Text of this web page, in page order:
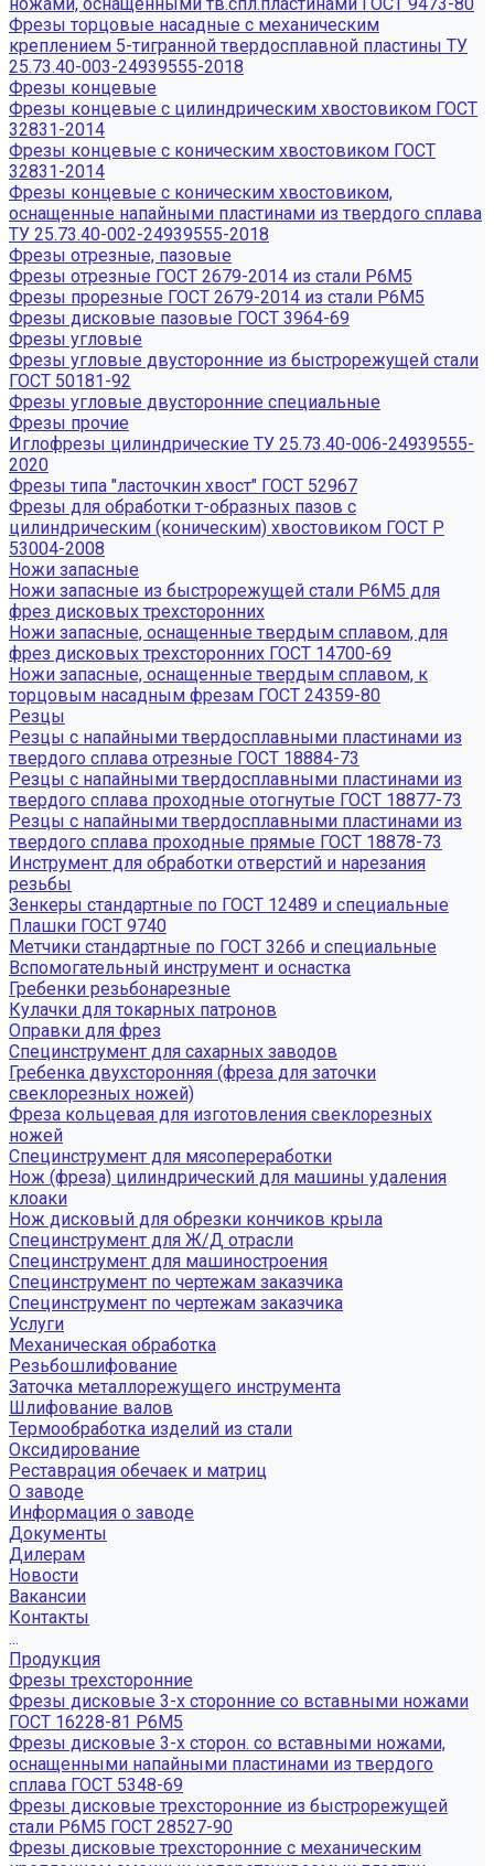
Фрезы торцовые насадные с механическим
креплением 5-тигранной твердосплавной пластины ТУ
25.73.40-003-24939555-2018
Фрезы концевые
Фрезы концевые с цилиндрическим хвостовиком ГОСТ
32831-2014
Фрезы концевые с коническим хвостовиком ГОСТ
32831-2014
Фрезы концевые с коническим хвостовиком,
оснащенные напайными пластинами из твердого сплава
ТУ 25.73.40-002-24939555-2018
Фрезы отрезные, пазовые
Фрезы отрезные ГОСТ 2679-2014 из стали Р6М5
Фрезы прорезные ГОСТ 2679-2014 из стали Р6М5
Фрезы дисковые пазовые ГОСТ 3964-69
Фрезы угловые
Фрезы угловые двусторонние из быстрорежущей стали
ГОСТ 50181-92
Фрезы угловые двусторонние специальные
Фрезы прочие
Иглофрезы цилиндрические ТУ 25.73.40-006-24939555-
2020
Фрезы типа "ласточкин хвост" ГОСТ 52967
Фрезы для обработки т-образных пазов с
цилиндрическим (коническим) хвостовиком ГОСТ Р
53004-2008
Ножи запасные
Ножи запасные из быстрорежущей стали Р6М5 для
фрез дисковых трехсторонних
Ножи запасные, оснащенные твердым сплавом, для
фрез дисковых трехсторонних ГОСТ 14700-69
Ножи запасные, оснащенные твердым сплавом, к
торцовым насадным фрезам ГОСТ 24359-80
Резцы
Резцы с напайными твердосплавными пластинами из
твердого сплава отрезные ГОСТ 18884-73
Резцы с напайными твердосплавными пластинами из
твердого сплава проходные отогнутые ГОСТ 18877-73
Резцы с напайными твердосплавными пластинами из
твердого сплава проходные прямые ГОСТ 18878-73
Инструмент для обработки отверстий и нарезания
резьбы
Зенкеры стандартные по ГОСТ 12489 и специальные
Плашки ГОСТ 9740
Метчики стандартные по ГОСТ 3266 и специальные
Вспомогательный инструмент и оснастка
Гребенки резьбонарезные
Кулачки для токарных патронов
Оправки для фрез
Специнструмент для сахарных заводов
Гребенка двухсторонняя (фреза для заточки
свеклорезных ножей)
Фреза кольцевая для изготовления свеклорезных
ножей
Специнструмент для мясопереработки
Нож (фреза) цилиндрический для машины удаления
клоаки
Нож дисковый для обрезки кончиков крыла
Специнструмент для Ж/Д отрасли
Специнструмент для машиностроения
Специнструмент по чертежам заказчика
Специнструмент по чертежам заказчика
Услуги
Механическая обработка
Резьбошлифование
Заточка металлорежущего инструмента
Шлифование валов
Термообработка изделий из стали
Оксидирование
Реставрация обечаек и матриц
О заводе
Информация о заводе
Документы
Дилерам
Новости
Вакансии
Контакты
...
Продукция
Фрезы трехсторонние
Фрезы дисковые 3-х сторонние со вставными ножами
ГОСТ 16228-81 Р6М5
Фрезы дисковые 3-х сторон. со вставными ножами,
оснащенными напайными пластинами из твердого
сплава ГОСТ 5348-69
Фрезы дисковые трехсторонние из быстрорежущей
стали Р6М5 ГОСТ 28527-90
Фрезы дисковые трехсторонние с механическим